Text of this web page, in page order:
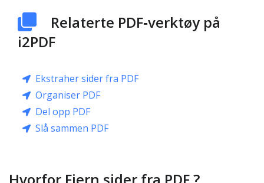
Relaterte PDF‑verktøy på
i2PDF
Ekstraher sider fra PDF
Organiser PDF
Del opp PDF
Slå sammen PDF